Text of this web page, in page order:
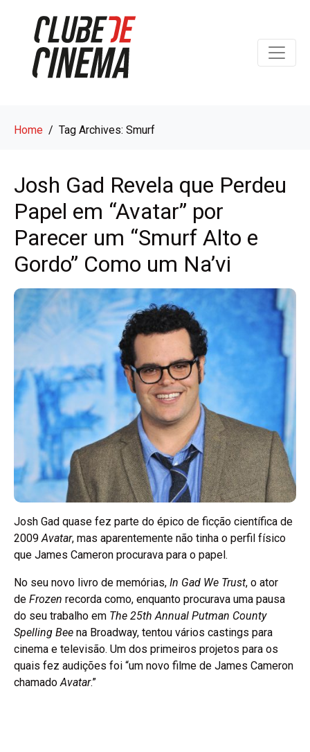
Home Tag Archives: Smurf
Josh Gad Revela que Perdeu
Papel em “Avatar” por
Parecer um “Smurf Alto e
Gordo” Como um Na’vi
Josh Gad quase fez parte do épico de ficção científica de
2009Avatar, mas aparentemente não tinha o perfil físico
que James Cameron procurava para o papel.
No seu novo livro de memórias, In Gad We Trust, o ator
de Frozen recorda como, enquanto procurava uma pausa
do seu trabalho em The 25th Annual Putman County
Spelling Bee na Broadway, tentou vários castings para
cinema e televisão. Um dos primeiros projetos para os
quais fez audições foi “um novo filme de James Cameron
chamadoAvatar.”